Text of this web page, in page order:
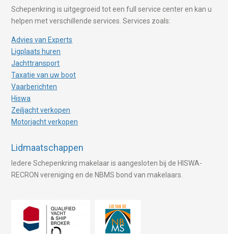
Schepenkring is uitgegroeid tot een full service center en kan u
helpen met verschillende services. Services zoals:
Advies van Experts
Ligplaats huren
Jachttransport
Taxatie van uw boot
Vaarberichten
Hiswa
Zeiljacht verkopen
Motorjacht verkopen
Lidmaatschappen
Iedere Schepenkring makelaar is aangesloten bij de HISWA-
RECRON vereniging en de NBMS bond van makelaars.